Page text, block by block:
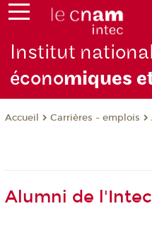
Institut
économiques
Accueil Carrières - emplois
Alumni de l'Intec